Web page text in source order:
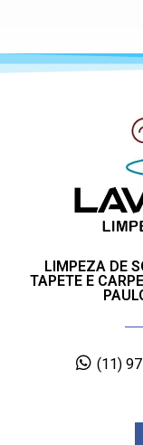
LIMPEZA DE
TAPETE E
(11)